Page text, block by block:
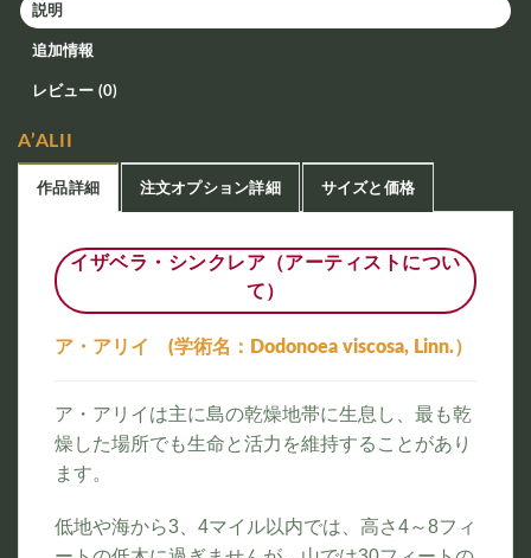
説明
追加情報
レビュー (0)
A’ALII
作品詳細 注文オプション詳細 サイズと価格
イザベラ・シンクレア（アーティストについ
て）
ア・アリイ (学術名：Dodonoea viscosa, Linn.）
ア・アリイは主に島の乾燥地帯に生息し、最も乾
燥した場所でも生命と活力を維持することがあり
ます。
低地や海から3、4マイル以内では、高さ4～8フィ